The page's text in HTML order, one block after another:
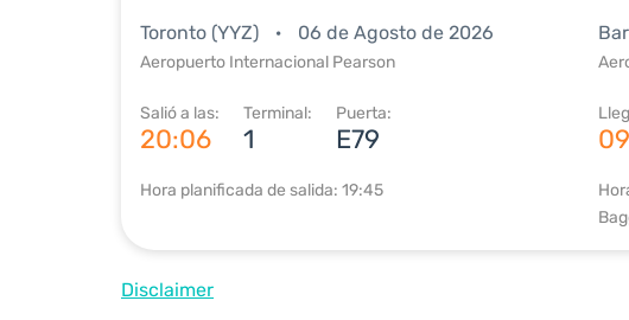
Toronto (YYZ) 06 de Agosto de 2026
Aeropuerto Internacional Pearson
Salió a las:
20:06
Terminal:
1
Puerta:
E79
Hora planificada de salida: 19:45
Disclaimer